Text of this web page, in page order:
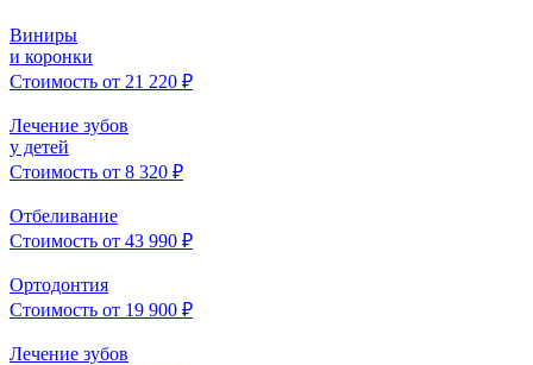
Виниры
и коронки
Стоимость от 21 220 ₽
Лечение зубов
у детей
Стоимость от 8 320 ₽
Отбеливание
Стоимость от 43 990 ₽
Ортодонтия
Стоимость от 19 900 ₽
Лечение зубов